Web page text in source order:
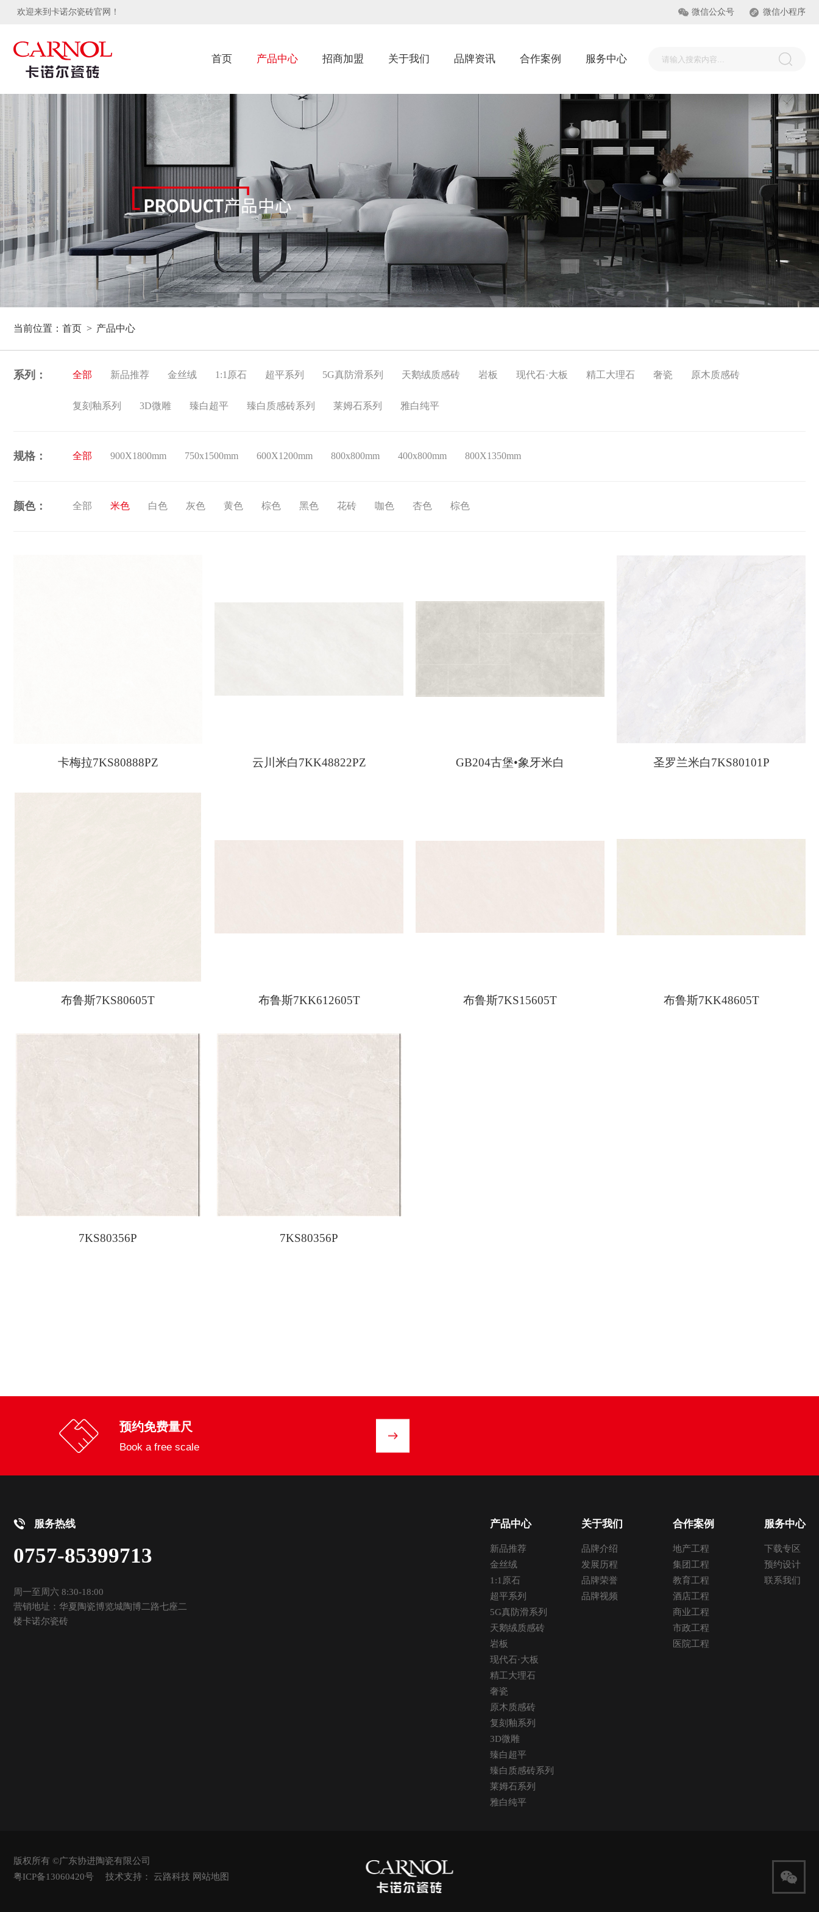
欢迎来到卡诺尔瓷砖官网！ 微信公众号 微信小程序
首页 产品中心 招商加盟 关于我们 品牌资讯 合作案例 服务中心
当前位置： 首页 产品中心
系列： 全部 新品推荐 金丝绒 1:1原石 超平系列 5G真防滑系列 天鹅绒质感砖 岩板 现代石·大板 精工大理石 奢瓷 原木质感砖
复刻釉系列 3D微雕 臻白超平 臻白质感砖系列 莱姆石系列 雅白纯平
规格： 全部 900X1800mm 750x1500mm 600X1200mm 800x800mm 400x800mm 800X1350mm
颜色： 全部 米色 白色 灰色 黄色 棕色 黑色 花砖 咖色 杏色 棕色
卡梅拉7KS80888PZ 云川米白7KK48822PZ GB204古堡•象牙米白 圣罗兰米白7KS80101P
布鲁斯7KS80605T 布鲁斯7KK612605T 布鲁斯7KS15605T 布鲁斯7KK48605T
7KS80356P 7KS80356P
预约免费量尺
Book a free scale
服务热线
0757-85399713
周一至周六 8:30-18:00
营销地址：华夏陶瓷博览城陶博二路七座二
楼卡诺尔瓷砖
产品中心
新品推荐
金丝绒
1:1原石
超平系列
5G真防滑系列
天鹅绒质感砖
岩板
现代石·大板
精工大理石
奢瓷
原木质感砖
复刻釉系列
3D微雕
臻白超平
臻白质感砖系列
莱姆石系列
雅白纯平
关于我们
品牌介绍
发展历程
品牌荣誉
品牌视频
合作案例
地产工程
集团工程
教育工程
酒店工程
商业工程
市政工程
医院工程
服务中心
下载专区
预约设计
联系我们
版权所有 ©广东协进陶瓷有限公司
粤ICP备13060420号
技术支持： 云路科技 网站地图